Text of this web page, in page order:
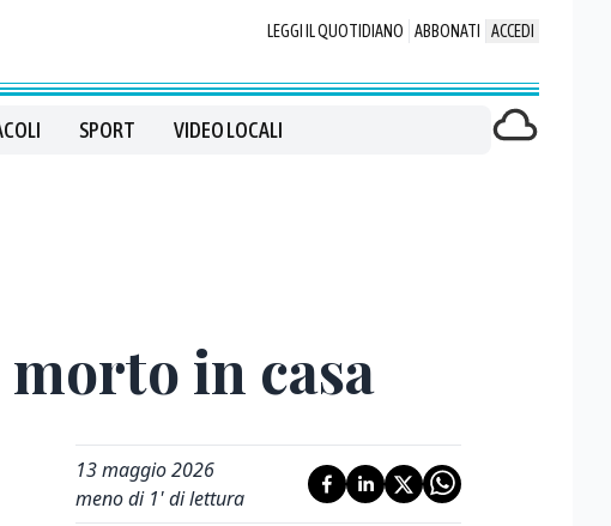
LEGGI IL QUOTIDIANO ABBONATI ACCEDI
SPORT VIDEO LOCALI
in casa
13 maggio 2026
meno di 1' di lettura